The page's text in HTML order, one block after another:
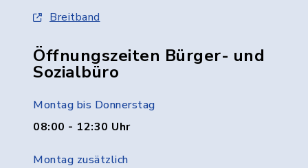
Breitband
Öffnungszeiten Bürger- und
Sozialbüro
Montag bis Donnerstag
08:00 - 12:30 Uhr
Montag zusätzlich